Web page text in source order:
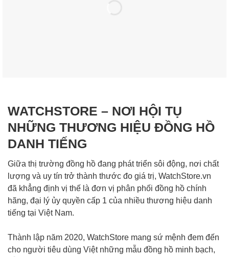
WATCHSTORE – NƠI HỘI TỤ
NHỮNG THƯƠNG HIỆU ĐỒNG HỒ
DANH TIẾNG
Giữa thị trường đồng hồ đang phát triển sôi động, nơi chất
lượng và uy tín trở thành thước đo giá trị, WatchStore.vn
đã khẳng định vị thế là đơn vị phân phối đồng hồ chính
hãng, đại lý ủy quyền cấp 1 của nhiều thương hiệu danh
tiếng tại Việt Nam.
Thành lập năm 2020, WatchStore mang sứ mệnh đem đến
cho người tiêu dùng Việt những mẫu đồng hồ minh bạch,